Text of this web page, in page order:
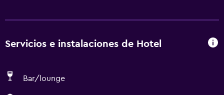
Servicios e instalaciones de Hotel
Bar/lounge